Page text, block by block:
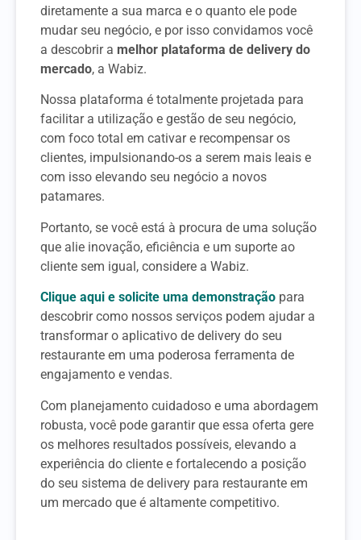
diretamente a sua marca e o quanto ele pode
mudar seu negócio, e por isso convidamos você
a descobrir a melhor plataforma de delivery do
mercado, a Wabiz.
Nossa plataforma é totalmente projetada para
facilitar a utilização e gestão de seu negócio,
com foco total em cativar e recompensar os
clientes, impulsionando-os a serem mais leais e
com isso elevando seu negócio a novos
patamares.
Portanto, se você está à procura de uma solução
que alie inovação, eficiência e um suporte ao
cliente sem igual, considere a Wabiz.
Clique aqui e solicite uma demonstração para
descobrir como nossos serviços podem ajudar a
transformar o aplicativo de delivery do seu
restaurante em uma poderosa ferramenta de
engajamento e vendas.
Com planejamento cuidadoso e uma abordagem
robusta, você pode garantir que essa oferta gere
os melhores resultados possíveis, elevando a
experiência do cliente e fortalecendo a posição
do seu sistema de delivery para restaurante em
um mercado que é altamente competitivo.